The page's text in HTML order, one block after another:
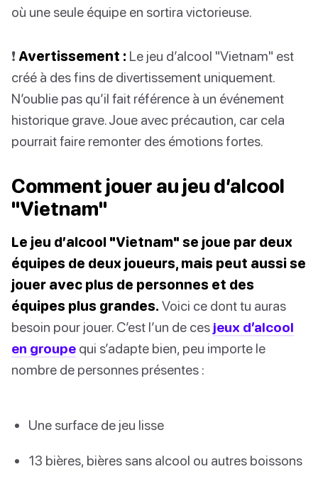
où une seule équipe en sortira victorieuse.
❗️ Avertissement : Le jeu d’alcool "Vietnam" est
créé à des fins de divertissement uniquement.
N’oublie pas qu’il fait référence à un événement
historique grave. Joue avec précaution, car cela
pourrait faire remonter des émotions fortes.
Comment jouer au jeu d’alcool
"Vietnam"
Le jeu d’alcool "Vietnam" se joue par deux
équipes de deux joueurs, mais peut aussi se
jouer avec plus de personnes et des
équipes plus grandes. Voici ce dont tu auras
besoin pour jouer. C’est l’un de ces jeux d’alcool
en groupe qui s’adapte bien, peu importe le
nombre de personnes présentes :
Une surface de jeu lisse
13 bières, bières sans alcool ou autres boissons